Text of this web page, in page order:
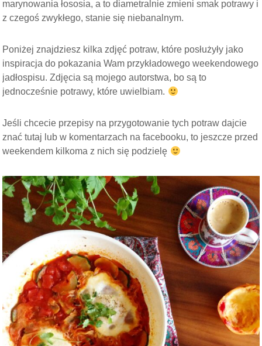
marynowania łososia, a to diametralnie zmieni smak potrawy i
z czegoś zwykłego, stanie się niebanalnym.
Poniżej znajdziesz kilka zdjęć potraw, które posłużyły jako
inspiracja do pokazania Wam przykładowego weekendowego
jadłospisu. Zdjęcia są mojego autorstwa, bo są to
jednocześnie potrawy, które uwielbiam.
Jeśli chcecie przepisy na przygotowanie tych potraw dajcie
znać tutaj lub w komentarzach na facebooku, to jeszcze przed
weekendem kilkoma z nich się podzielę